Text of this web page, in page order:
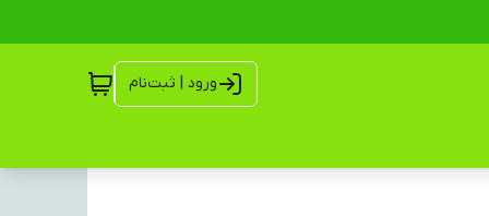
ورود | ثبت‌نام